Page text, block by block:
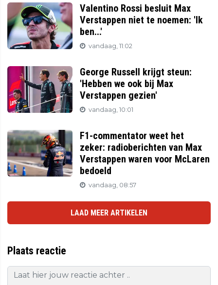
Valentino Rossi besluit Max
Verstappen niet te noemen: 'Ik
ben...'
vandaag, 11:02
George Russell krijgt steun:
'Hebben we ook bij Max
Verstappen gezien'
vandaag, 10:01
F1-commentator weet het
zeker: radioberichten van Max
Verstappen waren voor McLaren
bedoeld
vandaag, 08:57
LAAD MEER ARTIKELEN
Plaats reactie